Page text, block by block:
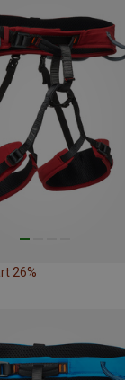
26%